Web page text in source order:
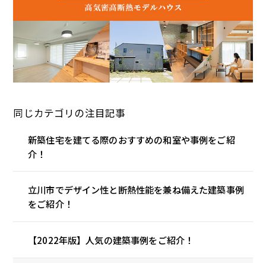
同じカテゴリの注目記事
新築住宅を建てる際のおすすめの和室や事例をご紹
介！
立川市でデザイン性と断熱性能を兼ね備えた建築事例
をご紹介！
【2022年版】人気の建築事例をご紹介！